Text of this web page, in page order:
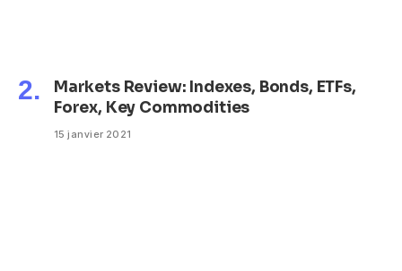
Markets Review: Indexes, Bonds, ETFs,
Forex, Key Commodities
15 janvier 2021